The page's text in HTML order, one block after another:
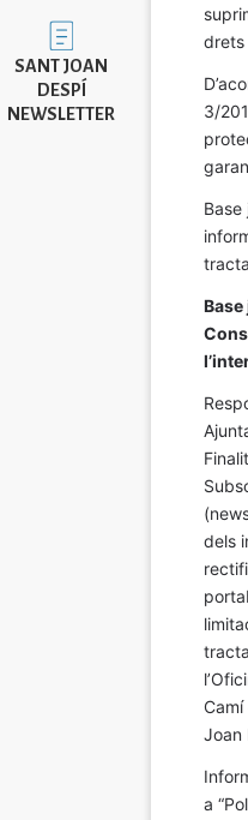
Imatge
SANT JOAN
DESPÍ
NEWSLETTER
drets
3/
dels
Joan
a